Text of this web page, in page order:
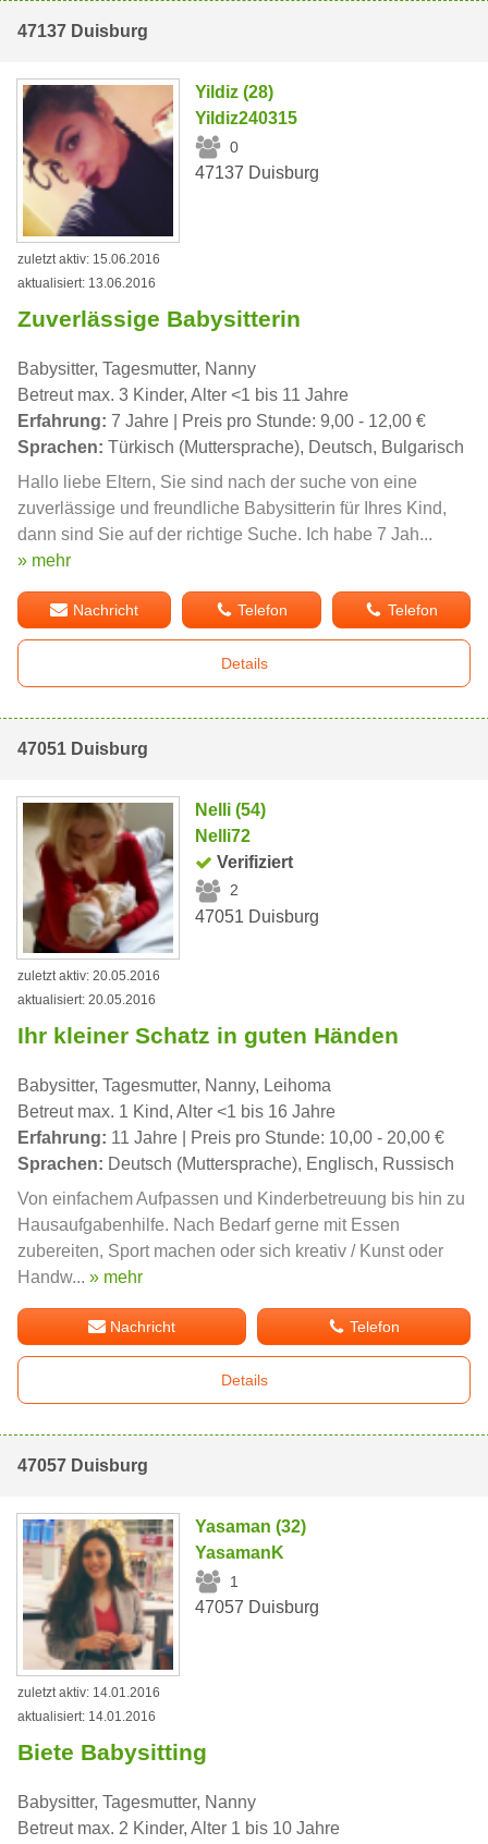
47137 Duisburg
Yildiz (28)
Yildiz240315
0
47137 Duisburg
zuletzt aktiv: 15.06.2016
aktualisiert: 13.06.2016
Zuverlässige Babysitterin
Babysitter, Tagesmutter, Nanny
Betreut max. 3 Kinder, Alter <1 bis 11 Jahre
Erfahrung: 7 Jahre | Preis pro Stunde: 9,00 - 12,00 €
Sprachen: Türkisch (Muttersprache), Deutsch, Bulgarisch
Hallo liebe Eltern, Sie sind nach der suche von eine
zuverlässige und freundliche Babysitterin für Ihres Kind,
dann sind Sie auf der richtige Suche. Ich habe 7 Jah...
» mehr
Nachricht Telefon Telefon
Details
47051 Duisburg
Nelli (54)
Nelli72
Verifiziert
2
47051 Duisburg
zuletzt aktiv: 20.05.2016
aktualisiert: 20.05.2016
Ihr kleiner Schatz in guten Händen
Babysitter, Tagesmutter, Nanny, Leihoma
Betreut max. 1 Kind, Alter <1 bis 16 Jahre
Erfahrung: 11 Jahre | Preis pro Stunde: 10,00 - 20,00 €
Sprachen: Deutsch (Muttersprache), Englisch, Russisch
Von einfachem Aufpassen und Kinderbetreuung bis hin zu
Hausaufgabenhilfe. Nach Bedarf gerne mit Essen
zubereiten, Sport machen oder sich kreativ / Kunst oder
Handw... » mehr
Nachricht Telefon
Details
47057 Duisburg
Yasaman (32)
YasamanK
1
47057 Duisburg
zuletzt aktiv: 14.01.2016
aktualisiert: 14.01.2016
Biete Babysitting
Babysitter, Tagesmutter, Nanny
Betreut max. 2 Kinder, Alter 1 bis 10 Jahre